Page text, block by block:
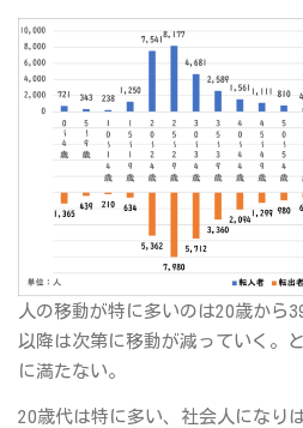
人の移動が特に多いのは20歳から
以降は次第に移動が減っていく。
に満たない。
20歳代は特に多い、社会人になり